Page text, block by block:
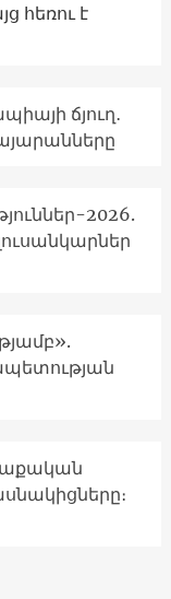
հեռու է
ճյուղ․
2026.